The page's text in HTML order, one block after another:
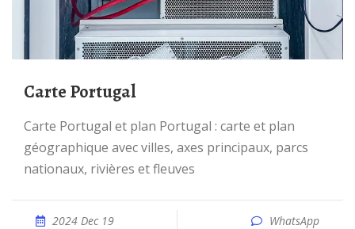
Carte Portugal
Carte Portugal et plan Portugal : carte et plan
géographique avec villes, axes principaux, parcs
nationaux, rivières et fleuves
2024 Dec 19 WhatsApp